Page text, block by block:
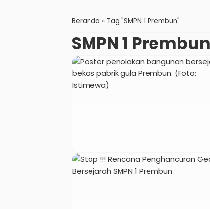
Beranda » Tag "SMPN 1 Prembun"
SMPN 1 Prembun